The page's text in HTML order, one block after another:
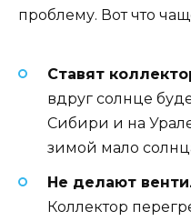
проблему. Вот что
Ставят
вдруг солнце
Сибири и на
зимой мало
Не делают
Коллектор